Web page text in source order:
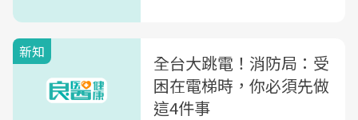
新知
全台大跳電！消防局：受
困在電梯時，你必須先做
這4件事